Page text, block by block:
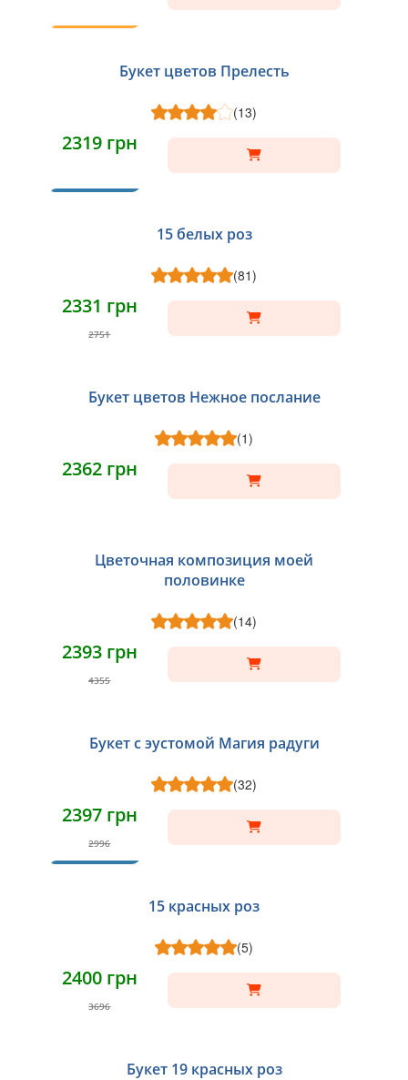
Букет цветов Прелесть
(13)
2319 грн
15 белых роз
(81)
2331 грн
2751
Букет цветов Нежное послание
(1)
2362 грн
Цветочная композиция моей
половинке
(14)
2393 грн
4355
Букет с эустомой Магия радуги
(32)
2397 грн
2996
15 красных роз
(5)
2400 грн
3696
Букет 19 красных роз